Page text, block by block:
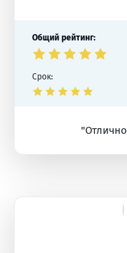
Общий рейтинг:
Срок: